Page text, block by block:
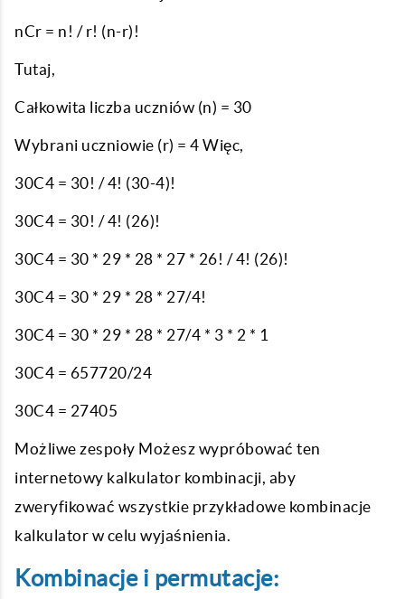
nCr = n! / r! (n-r)!
Tutaj,
Całkowita liczba uczniów (n) = 30
Wybrani uczniowie (r) = 4 Więc,
30C4 = 30! / 4! (30-4)!
30C4 = 30! / 4! (26)!
30C4 = 30 * 29 * 28 * 27 * 26! / 4! (26)!
30C4 = 30 * 29 * 28 * 27/4!
30C4 = 30 * 29 * 28 * 27/4 * 3 * 2 * 1
30C4 = 657720/24
30C4 = 27405
Możliwe zespoły Możesz wypróbować ten
internetowy kalkulator kombinacji, aby
zweryfikować wszystkie przykładowe kombinacje
kalkulator w celu wyjaśnienia.
Kombinacje i permutacje: